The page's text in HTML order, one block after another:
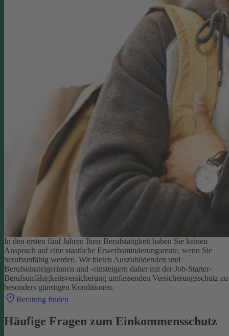
In den ersten fünf Jahren Ihrer Berufstätigkeit haben Sie keinen
Anspruch auf eine staatliche Erwerbsminderungsrente, wenn Sie
berufsunfähig werden. Wir bieten Auszubildenden und
Berufseinsteigerinnen und -einsteigern daher mit der Job-Starter-
Berufsunfähigkeitsversicherung umfassenden Versicherungsschutz zu
besonders günstigen Konditionen.
Beratung finden
Häufige Fragen zum Einkommensschutz